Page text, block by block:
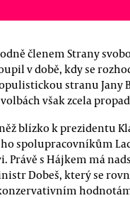
členem Strany
v době, kdy se
stranu Jany
však zcela
blízko k prezidentu
spolupracovníkům
Právě s Hájkem má
Dobeš, který se